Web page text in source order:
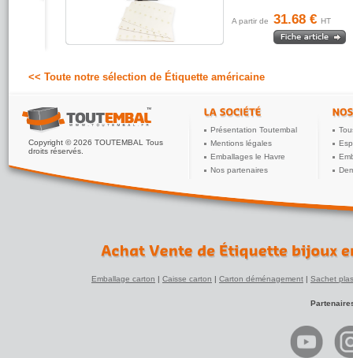
A partir de 31.68 € HT
<< Toute notre sélection de Étiquette américaine
Copyright © 2026 TOUTEMBAL Tous
droits réservés.
Présentation Toutembal
Mentions légales
Emballages le Havre
Nos partenaires
Emballage carton | Caisse carton | Carton déménagement | Sachet